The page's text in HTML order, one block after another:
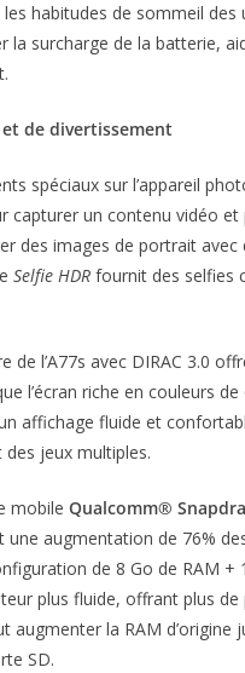
habitudes de sommeil
la surcharge de la batterie,
et de divertissement
spéciaux sur l’appareil
capturer un contenu vidéo
des images de portrait
Selfie HDR fournit des selfies
l’A77s avec DIRAC 3.0
l’écran riche en couleurs
affichage fluide et
jeux multiples.
mobile Qualcomm®
augmentation de 76%
de 8 Go de RAM +
plus fluide, offrant plus
augmenter la RAM d’origine
SD.